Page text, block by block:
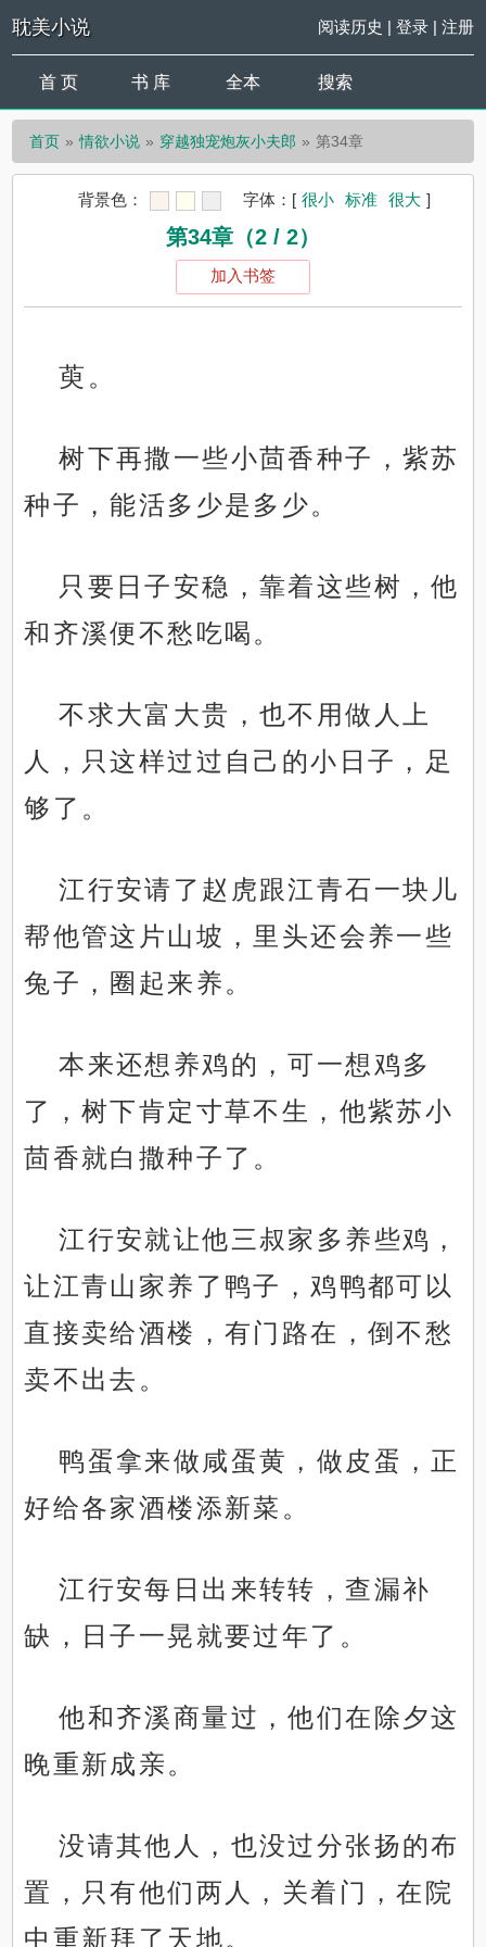
耽美小说 阅读历史 | 登录| 注册
首 页 书 库 全本 搜索
首页 情欲小说 穿越独宠炮灰小夫郎 第34章
背景色： 字体： [ 很小 标准 很大 ]
第34章（2 / 2）
加入书签
萸。
树下再撒一些小茴香种子，紫苏
种子，能活多少是多少。
只要日子安稳，靠着这些树，他
和齐溪便不愁吃喝。
不求大富大贵，也不用做人上
人，只这样过过自己的小日子，足
够了。
江行安请了赵虎跟江青石一块儿
帮他管这片山坡，里头还会养一些
兔子，圈起来养。
本来还想养鸡的，可一想鸡多
了，树下肯定寸草不生，他紫苏小
茴香就白撒种子了。
江行安就让他三叔家多养些鸡，
让江青山家养了鸭子，鸡鸭都可以
直接卖给酒楼，有门路在，倒不愁
卖不出去。
鸭蛋拿来做咸蛋黄，做皮蛋，正
好给各家酒楼添新菜。
江行安每日出来转转，查漏补
缺，日子一晃就要过年了。
他和齐溪商量过，他们在除夕这
晚重新成亲。
没请其他人，也没过分张扬的布
置，只有他们两人，关着门，在院
中重新拜了天地。